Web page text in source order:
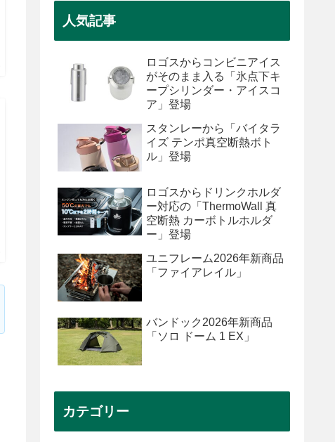
人気記事
ロゴスからコンビニアイス
がそのまま入る「氷点下キ
ープシリンダー・アイスコ
ア」登場
スタンレーから「バイタラ
イズ テンポ真空断熱ボト
ル」登場
ロゴスからドリンクホルダ
ー対応の「ThermoWall 真
空断熱 カーボトルホルダ
ー」登場
ユニフレーム2026年新商品
「ファイアレイル」
バンドック2026年新商品
「ソロ ドーム 1 EX」
カテゴリー